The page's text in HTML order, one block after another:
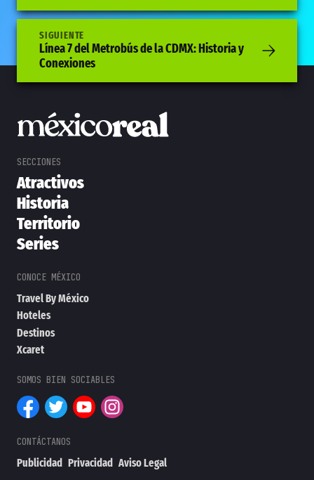
SIGUIENTE
Línea 7 del Metrobús de la CDMX: Historia y
Conexiones
Atractivos
Historia
Territorio
Series
Travel By México
Hoteles
Destinos
Xcaret
Publicidad Privacidad Aviso Legal